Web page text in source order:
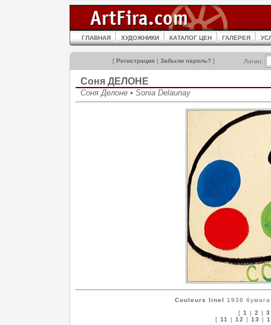
ГЛАВНАЯ ХУДОЖНИКИ КАТАЛОГ ЦЕН ГАЛЕРЕЯ
[ Регистрация | Забыли пароль? ] Логин:
Соня ДЕЛОНЕ
Соня Делоне • Sonia Delaunay
Couleurs linel
1936
[ 1 | 2 | 3
[ 11 | 12 | 13 |